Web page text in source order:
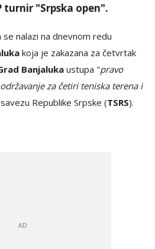
"Srpska open".
se nalazi na dnevnom redu
koja je zakazana za četvrtak
Banjalukaustupa "pravo
za četiri teniska terena i
Republike Srpske (TSRS).